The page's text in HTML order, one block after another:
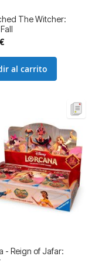
The Witcher:
al carrito
- Reign of Jafar: